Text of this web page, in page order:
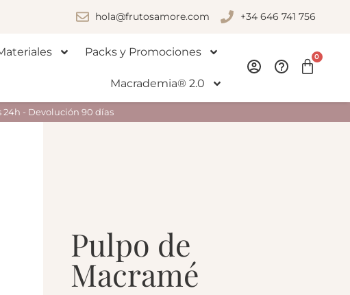
hola@frutosamore.com +34 646 741 756
Packs y Promociones
Macrademia® 2.0
0
24h - Devolución 90 días
Pulpo de
Macramé